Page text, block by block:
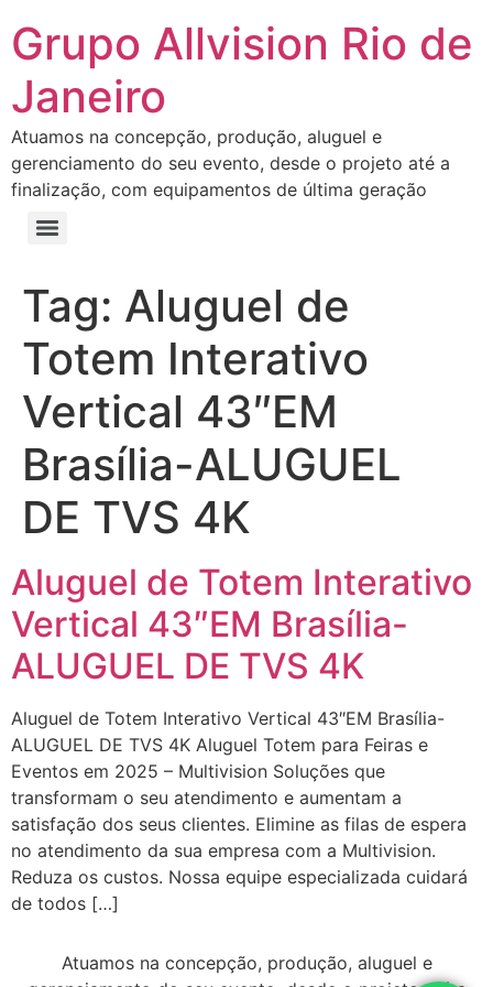
Grupo Allvision Rio de
Janeiro
Atuamos na concepção, produção, aluguel e
gerenciamento do seu evento, desde o projeto até a
finalização, com equipamentos de última geração
Tag: Aluguel de
Totem Interativo
Vertical 43″EM
Brasília-ALUGUEL
DE TVS 4K
Aluguel de Totem Interativo
Vertical 43″EM Brasília-
ALUGUEL DE TVS 4K
Aluguel de Totem Interativo Vertical 43″EM Brasília-
ALUGUEL DE TVS 4K Aluguel Totem para Feiras e
Eventos em 2025 – Multivision Soluções que
transformam o seu atendimento e aumentam a
satisfação dos seus clientes. Elimine as filas de espera
no atendimento da sua empresa com a Multivision.
Reduza os custos. Nossa equipe especializada cuidará
de todos […]
Atuamos na concepção, produção, aluguel e